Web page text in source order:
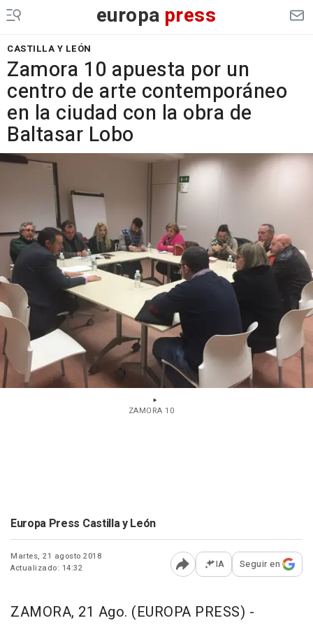
europa press
CASTILLA Y LEÓN
Zamora 10 apuesta por un
centro de arte contemporáneo
en la ciudad con la obra de
Baltasar Lobo
ZAMORA 10
Europa Press Castilla y León
Martes, 21 agosto 2018
Actualizado: 14:32
Abrir opciones para
IA Seguir en
ZAMORA, 21 Ago. (EUROPA PRESS) -